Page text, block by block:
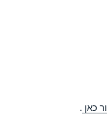
כאן .